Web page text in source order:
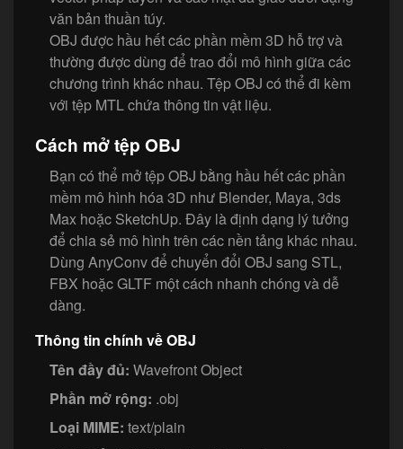
văn bản thuần túy.
OBJ được hầu hết các phần mềm 3D hỗ trợ và
thường được dùng để trao đổi mô hình giữa các
chương trình khác nhau. Tệp OBJ có thể đi kèm
với tệp MTL chứa thông tin vật liệu.
Cách mở tệp OBJ
Bạn có thể mở tệp OBJ bằng hầu hết các phần
mềm mô hình hóa 3D như Blender, Maya, 3ds
Max hoặc SketchUp. Đây là định dạng lý tưởng
để chia sẻ mô hình trên các nền tảng khác nhau.
Dùng AnyConv để chuyển đổi OBJ sang STL,
FBX hoặc GLTF một cách nhanh chóng và dễ
dàng.
Thông tin chính về OBJ
Tên đầy đủ: Wavefront Object
Phần mở rộng: .obj
Loại MIME: text/plain